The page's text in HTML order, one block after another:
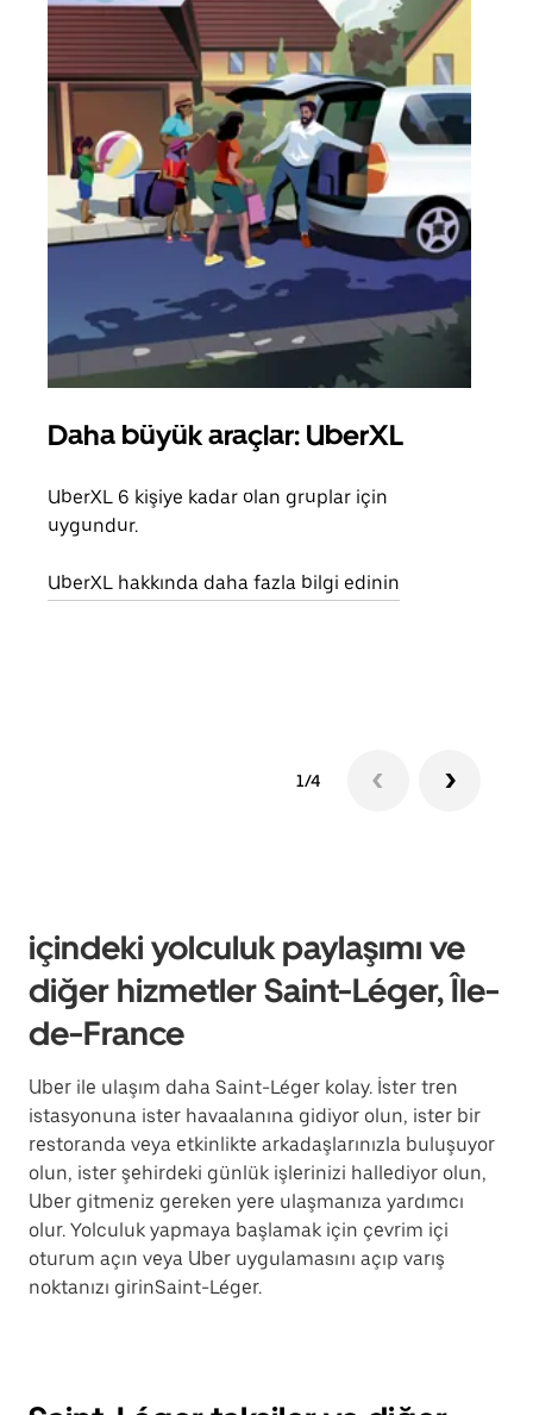
Daha büyük araçlar: UberXL
UberXL 6 kişiye kadar olan gruplar için
uygundur.
UberXL hakkında daha fazla bilgi edinin
1/4
içindeki yolculuk paylaşımı ve
diğer hizmetler Saint-Léger, Île-
de-France
Uber ile ulaşım daha Saint-Léger kolay. İster tren
istasyonuna ister havaalanına gidiyor olun, ister bir
restoranda veya etkinlikte arkadaşlarınızla buluşuyor
olun, ister şehirdeki günlük işlerinizi hallediyor olun,
Uber gitmeniz gereken yere ulaşmanıza yardımcı
olur. Yolculuk yapmaya başlamak için çevrim içi
oturum açın veya Uber uygulamasını açıp varış
noktanızı girinSaint-Léger.